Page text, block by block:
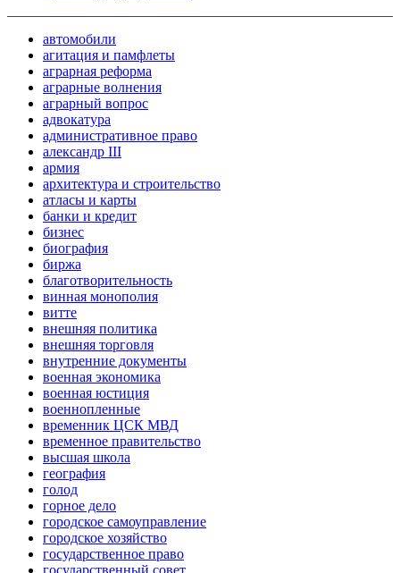
автомобили
агитация и памфлеты
аграрная реформа
аграрные волнения
аграрный вопрос
адвокатура
административное право
александр III
армия
архитектура и строительство
атласы и карты
банки и кредит
бизнес
биография
биржа
благотворительность
винная монополия
витте
внешняя политика
внешняя торговля
внутренние документы
военная экономика
военная юстиция
военнопленные
временник ЦСК МВД
временное правительство
высшая школа
география
голод
горное дело
городское самоуправление
городское хозяйство
государственное право